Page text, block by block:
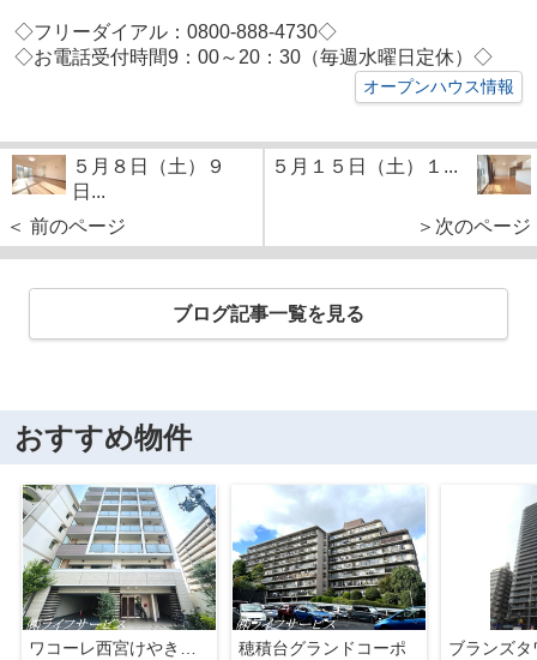
◇フリーダイアル：0800-888-4730◇
◇お電話受付時間9：00～20：30（毎週水曜日定休）◇
オープンハウス情報
５月８日（土）９
日...
＜ 前のページ
５月１５日（土）１...
＞次のページ
ブログ記事一覧を見る
おすすめ物件
穂積台グランドコーポ